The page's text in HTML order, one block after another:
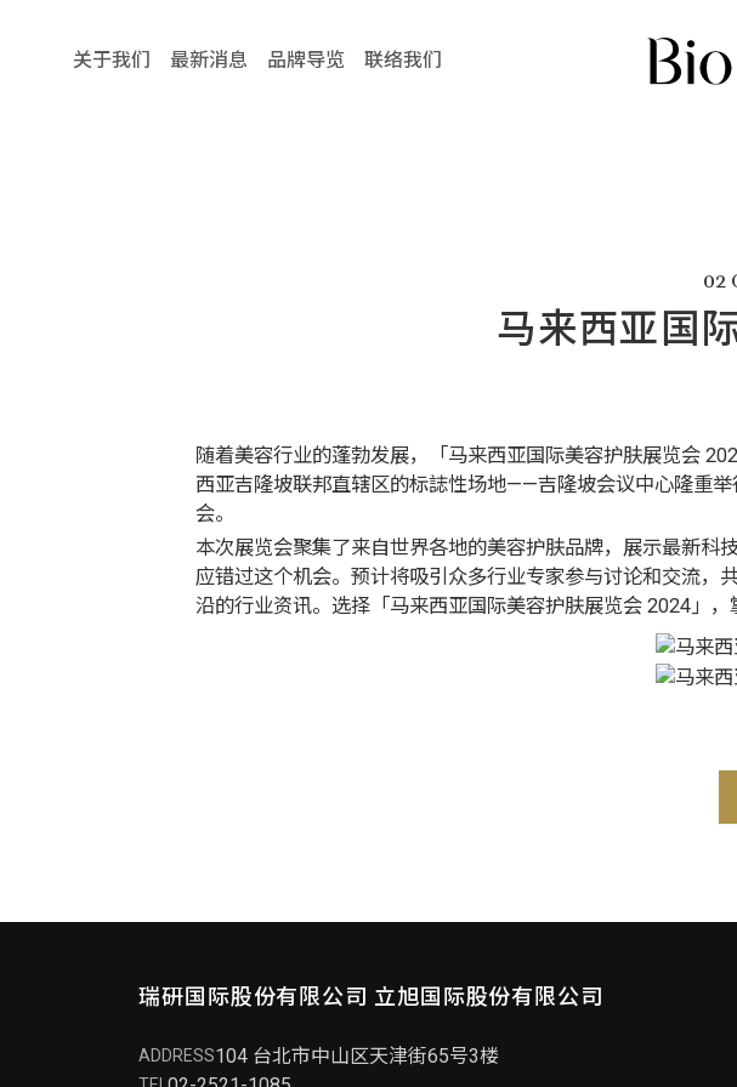
关于我们 最新消息 品牌导览 联络我们
02
马来西亚国
随着美容行业的蓬勃发展，「马来西亚国际美容护肤展览会
西亚吉隆坡联邦直辖区的标誌性场地——吉隆坡会议中心隆重
会。
本次展览会聚集了来自世界各地的美容护肤品牌，展示最新
应错过这个机会。预计将吸引众多行业专家参与讨论和交流
沿的行业资讯。选择「马来西亚国际美容护肤展览会 2024」，
瑞研国际股份有限公司 立旭国际股份有限公司
ADDRESS104 台北市中山区天津街65号3楼